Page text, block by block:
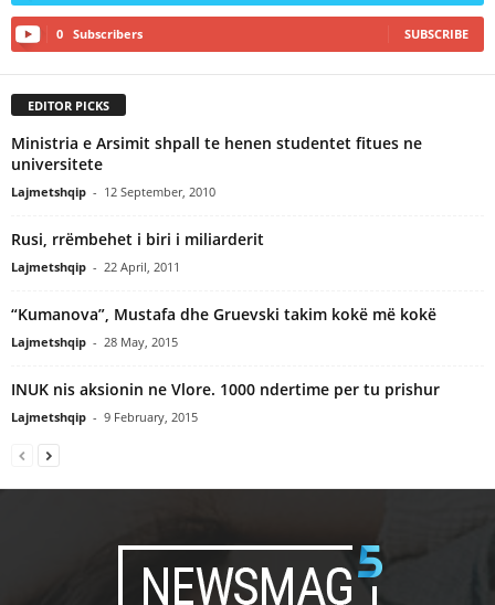
0 Subscribers SUBSCRIBE
EDITOR PICKS
Ministria e Arsimit shpall te henen studentet fitues ne
universitete
Lajmetshqip - 12 September, 2010
Rusi, rrëmbehet i biri i miliarderit
Lajmetshqip - 22 April, 2011
“Kumanova”, Mustafa dhe Gruevski takim kokë më kokë
Lajmetshqip - 28 May, 2015
INUK nis aksionin ne Vlore. 1000 ndertime per tu prishur
Lajmetshqip - 9 February, 2015